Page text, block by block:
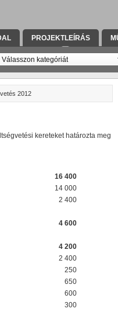
PROJEKTLEÍRÁS
TÁRSULAT
2012
kereteket határozta meg
16 400
14 000
2 400
4 600
4 200
2 400
250
650
600
300